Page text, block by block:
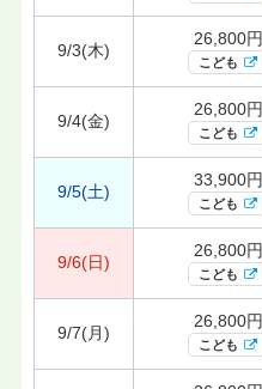
9/3(木)
26,800円
こども
9/4(金)
26,800円
こども
9/5(土)
33,900円
こども
9/6(日)
26,800円
こども
9/7(月)
26,800円
こども